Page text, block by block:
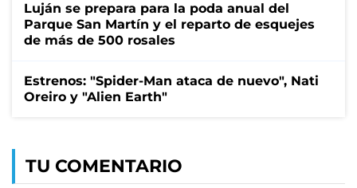
Luján se prepara para la poda anual del
Parque San Martín y el reparto de esquejes
de más de 500 rosales
Estrenos: "Spider-Man ataca de nuevo", Nati
Oreiro y "Alien Earth"
TU COMENTARIO